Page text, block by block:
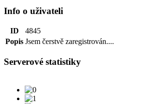
Info o uživateli
ID
4845
Popis Jsem čerstvě zaregistrován....
Serverové statistiky